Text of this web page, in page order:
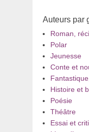
Auteurs par
Roman,
Polar
Jeunesse
Conte et
Histoire et
Poésie
Théâtre
Essai et